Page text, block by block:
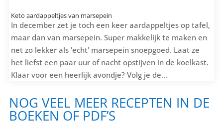
Keto aardappeltjes van marsepein
In december zet je toch een keer aardappeltjes op tafel,
maar dan van marsepein. Super makkelijk te maken en
net zo lekker als 'echt' marsepein snoepgoed. Laat ze
het liefst een paar uur of nacht opstijven in de koelkast.
Klaar voor een heerlijk avondje? Volg je de...
NOG VEEL MEER RECEPTEN IN DE
BOEKEN OF PDF’S